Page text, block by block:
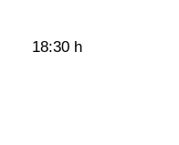
18:30 h